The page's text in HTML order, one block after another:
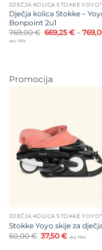
DJEČJA KOLICA STOKKE YOYO³
Dječja kolica Stokke –
Bonpoint 2u1
769,00€ Izvorna
cijena
669,25€ –
uklj. PDV
Promocija
DJEČJA KOLICA STOKKE YOYO³
Stokke Yoyo skije za
50,00€ Izvorna
cijena
37,50€Trenutna
cijena
uklj. PDV